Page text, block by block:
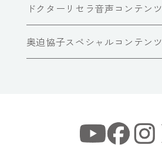
ドクターリセラ音声コンテンツ
奥迫協子スペシャルコンテンツ